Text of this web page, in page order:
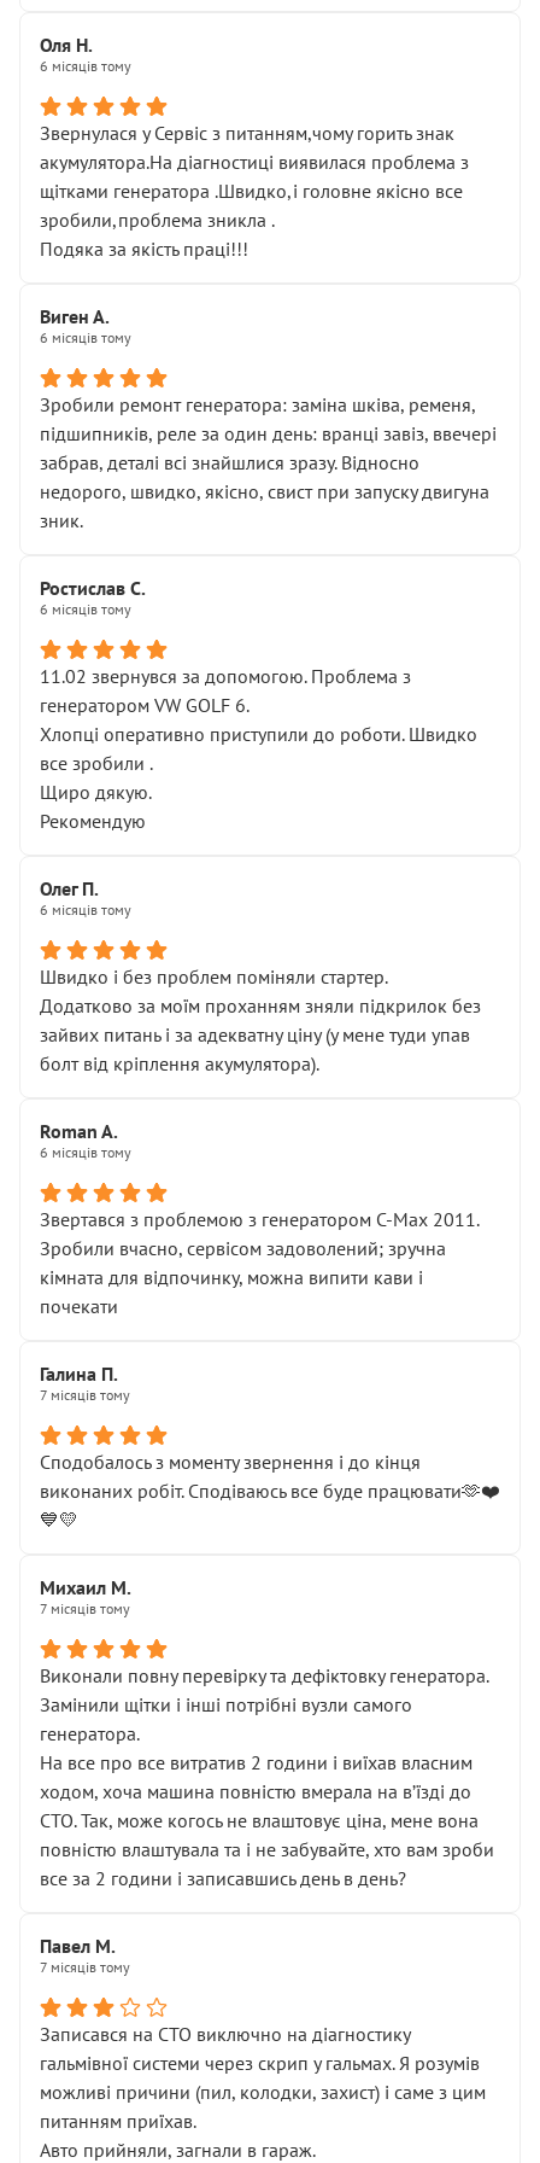
Оля Н.
6 місяців тому
Звернулася у Сервіс з питанням,чому горить знак
акумулятора.На діагностиці виявилася проблема з
щітками генератора .Швидко,і головне якісно все
зробили,проблема зникла .
Подяка за якість праці!!!
Виген А.
6 місяців тому
Зробили ремонт генератора: заміна шківа, ременя,
підшипників, реле за один день: вранці завіз, ввечері
забрав, деталі всі знайшлися зразу. Відносно
недорого, швидко, якісно, свист при запуску двигуна
зник.
Ростислав С.
6 місяців тому
11.02 звернувся за допомогою. Проблема з
генератором VW GOLF 6.
Хлопці оперативно приступили до роботи. Швидко
все зробили .
Щиро дякую.
Рекомендую
Олег П.
6 місяців тому
Швидко і без проблем поміняли стартер.
Додатково за моїм проханням зняли підкрилок без
зайвих питань і за адекватну ціну (у мене туди упав
болт від кріплення акумулятора).
Roman A.
6 місяців тому
Звертався з проблемою з генератором C-Max 2011.
Зробили вчасно, сервісом задоволений; зручна
кімната для відпочинку, можна випити кави і
почекати
Галина П.
7 місяців тому
Сподобалось з моменту звернення і до кінця
виконаних робіт. Сподіваюсь все буде працювати🫶❤️
💙💛
Михаил М.
7 місяців тому
Виконали повну перевірку та дефіктовку генератора.
Замінили щітки і інші потрібні вузли самого
генератора.
На все про все витратив 2 години і виїхав власним
ходом, хоча машина повністю вмерала на вʼїзді до
СТО. Так, може когось не влаштовує ціна, мене вона
повністю влаштувала та і не забувайте, хто вам зроби
все за 2 години і записавшись день в день?
Павел М.
7 місяців тому
Записався на СТО виключно на діагностику
гальмівної системи через скрип у гальмах. Я розумів
можливі причини (пил, колодки, захист) і саме з цим
питанням приїхав.
Авто прийняли, загнали в гараж.